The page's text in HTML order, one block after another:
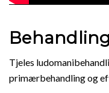
Tjeles
primærbehandling og